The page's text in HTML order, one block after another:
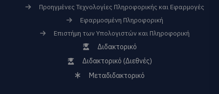
Προηγμένες Τεχνολογίες Πληροφορικής και Εφαρμογές
Εφαρμοσμένη Πληροφορική
Επιστήμη των Υπολογιστών και Πληροφορική
Διδακτορικό
Διδακτορικό (Διεθνές)
Μεταδιδακτορικό